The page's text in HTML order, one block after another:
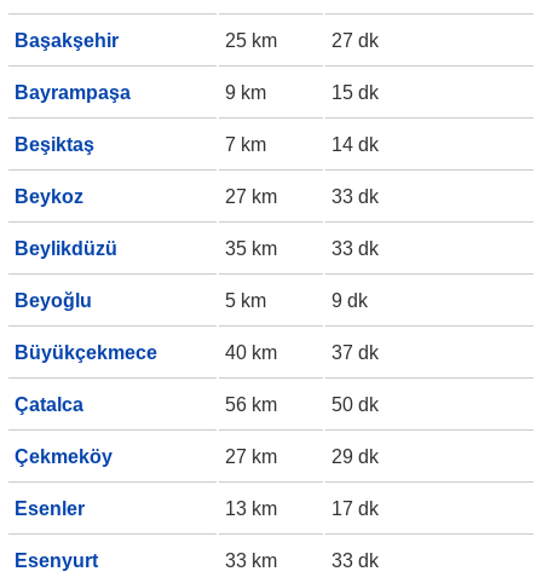
Başakşehir 25 km 27 dk
Bayrampaşa 9 km 15 dk
Beşiktaş 7 km 14 dk
Beykoz 27 km 33 dk
Beylikdüzü 35 km 33 dk
Beyoğlu 5 km 9 dk
Büyükçekmece 40 km 37 dk
Çatalca 56 km 50 dk
Çekmeköy 27 km 29 dk
Esenler 13 km 17 dk
Esenyurt 33 km 33 dk